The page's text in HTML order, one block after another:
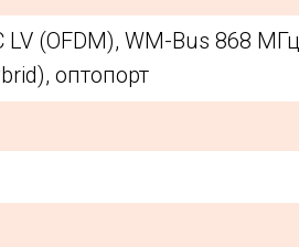
LV (OFDM), WM-Bus 868 МГц
оптопорт